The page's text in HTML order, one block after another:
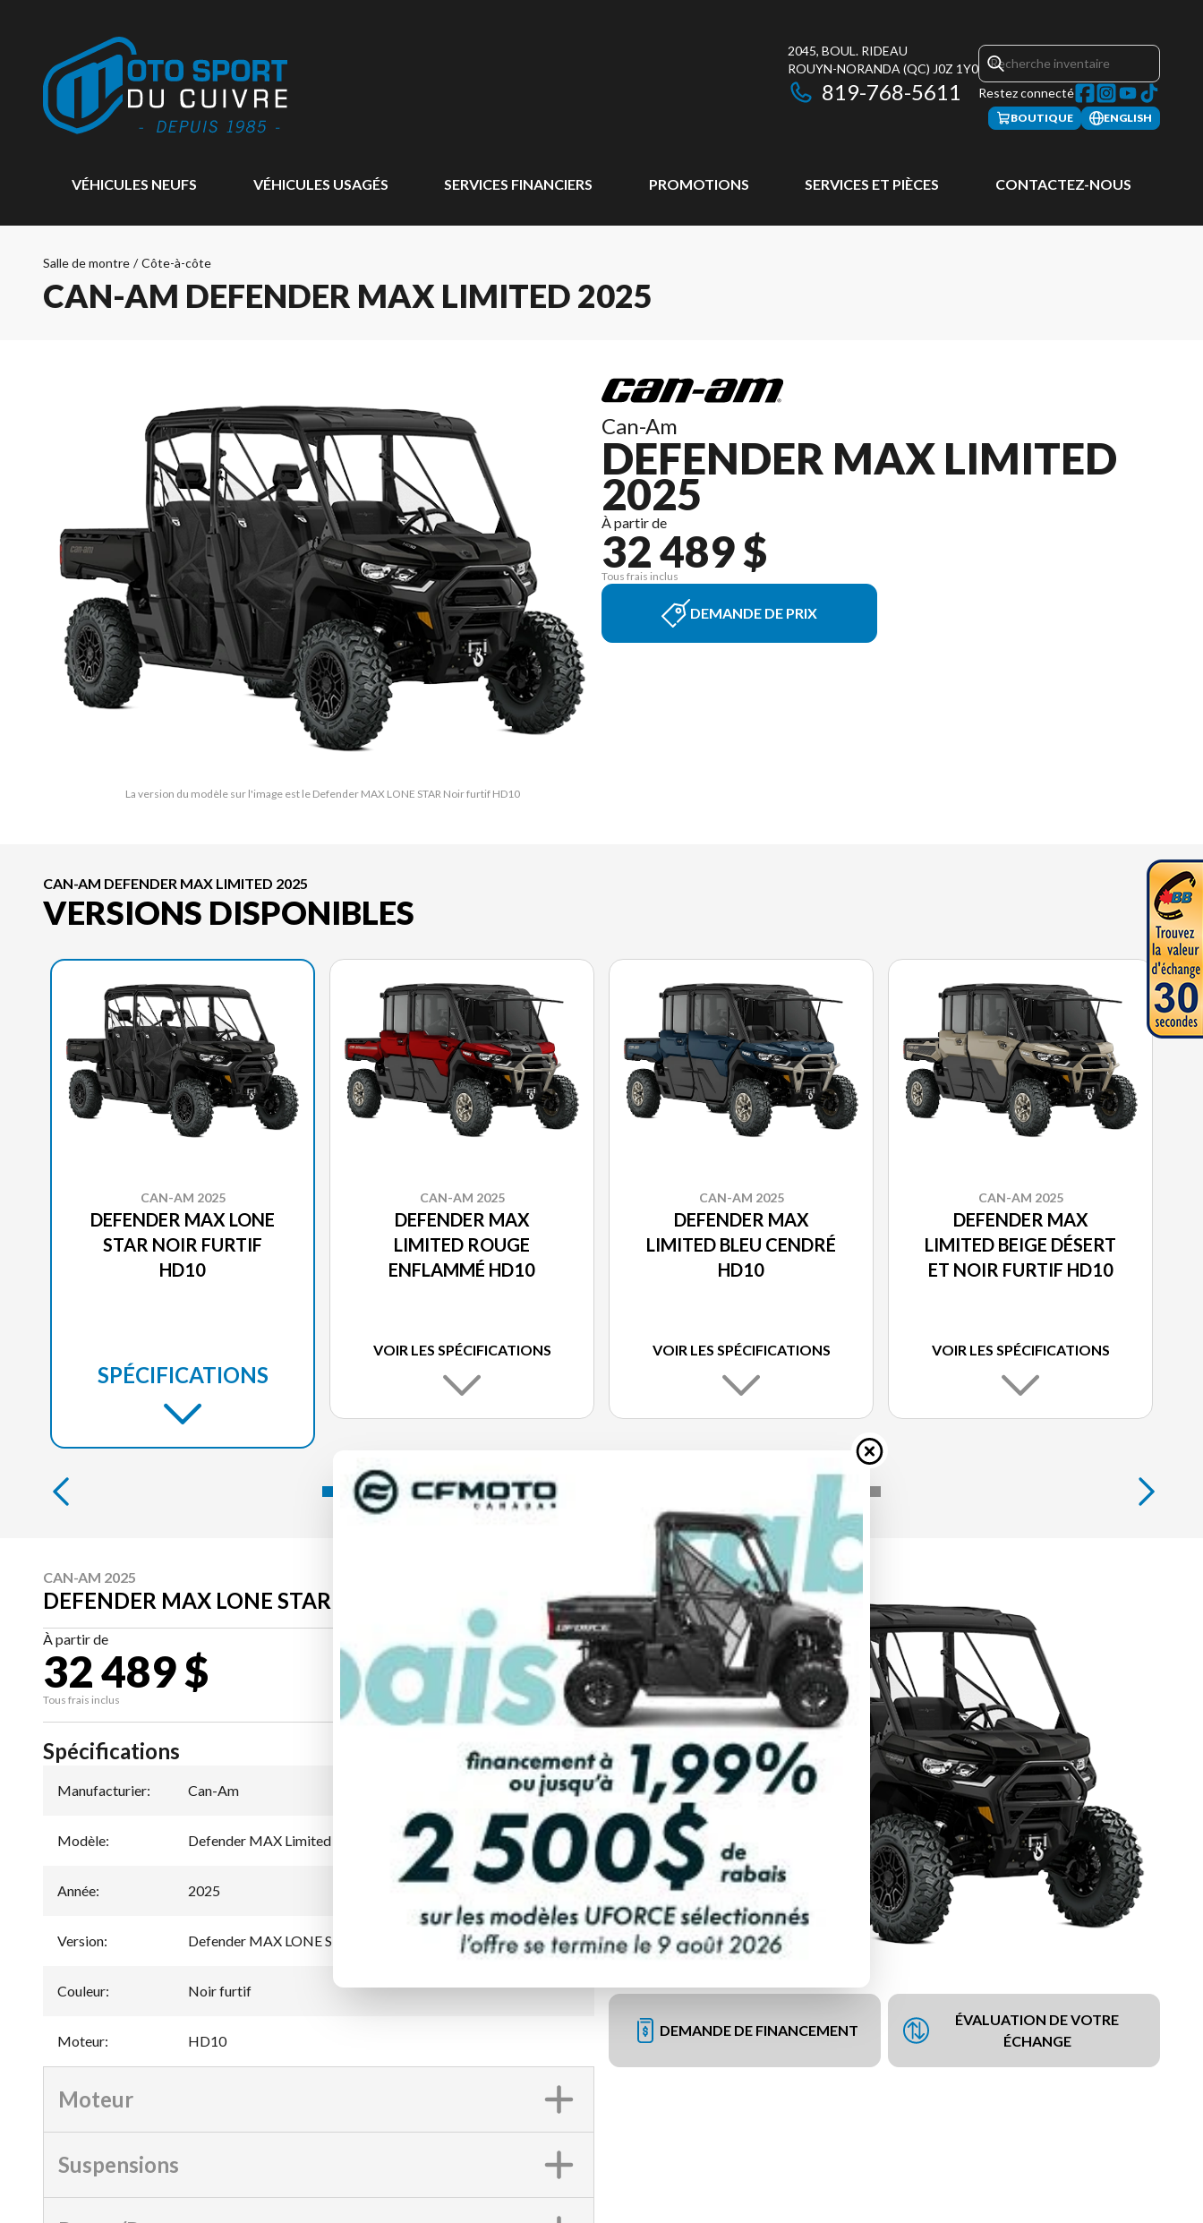
2045, BOUL. RIDEAU
ROUYN-NORANDA (QC) J0Z 1Y0
819-768-5611 Restez connecté
BOUTIQUE ENGLISH
VÉHICULES NEUFS VÉHICULES USAGÉS SERVICES FINANCIERS PROMOTIONS SERVICES ET PIÈCES CONTACTEZ-NOUS
Salle de montre / Côte-à-côte
CAN-AM DEFENDER MAX LIMITED 2025
La version du modèle sur l'image est le Defender MAX LONE STAR Noir furtif HD10
Can-Am
DEFENDER MAX LIMITED
2025
À partir de
32 489 $
Tous frais inclus
DEMANDE DE PRIX
CAN-AM DEFENDER MAX LIMITED 2025
VERSIONS DISPONIBLES
CAN-AM 2025
DEFENDER MAX LONE
STAR NOIR FURTIF
HD10
SPÉCIFICATIONS
CAN-AM 2025
DEFENDER MAX
LIMITED ROUGE
ENFLAMMÉ HD10
VOIR LES SPÉCIFICATIONS
CAN-AM 2025
DEFENDER MAX
LIMITED BLEU CENDRÉ
HD10
VOIR LES SPÉCIFICATIONS
CAN-AM 2025
DEFENDER MAX
LIMITED BEIGE DÉSERT
ET NOIR FURTIF HD10
VOIR LES SPÉCIFICATIONS
CAN-AM 2025
DEFENDER MAX LONE STAR NOIR FURTIF HD10
À partir de
32 489 $
Tous frais inclus
CALCULATRICE DE PAIEMENT
DEMANDE DE FINANCEMENT
ÉVALUATION DE VOTRE
ÉCHANGE
Spécifications
Manufacturier: Can-Am
Modèle: Defender MAX Limited
Année: 2025
Version: Defender MAX LONE STAR Noir furtif HD10
Couleur: Noir furtif
Moteur: HD10
Moteur
Suspensions